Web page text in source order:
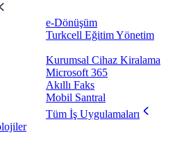
e-Dönüşüm
Turkcell Eğitim Yönetim
Kurumsal Cihaz Kiralama
Microsoft 365
Akıllı Faks
Mobil Santral
Tüm İş Uygulamaları